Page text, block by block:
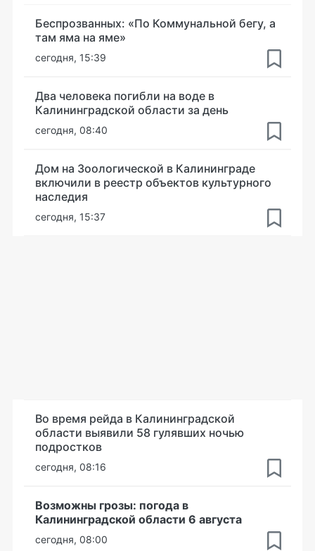
Беспрозванных: «По Коммунальной бегу, а
там яма на яме»
сегодня, 15:39
Два человека погибли на воде в
Калининградской области за день
сегодня, 08:40
Дом на Зоологической в Калининграде
включили в реестр объектов культурного
наследия
сегодня, 15:37
Во время рейда в Калининградской
области выявили 58 гулявших ночью
подростков
сегодня, 08:16
Возможны грозы: погода в
Калининградской области 6 августа
сегодня, 08:00